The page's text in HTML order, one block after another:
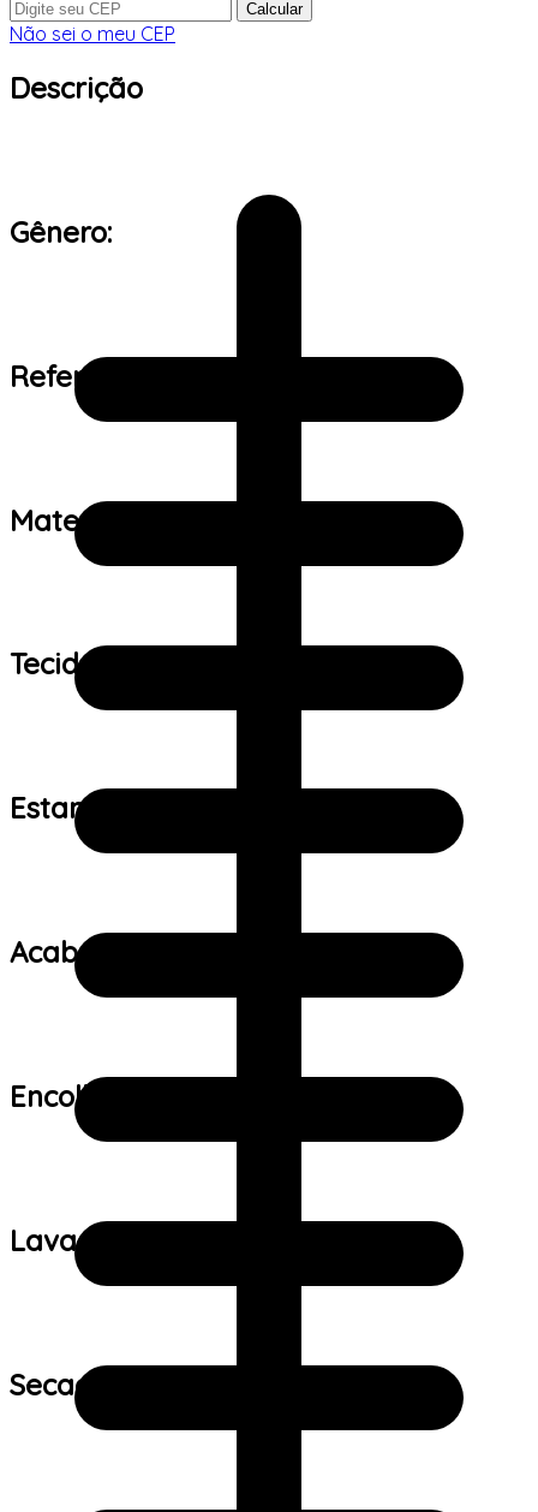
Calcular
Não sei o meu CEP
Descrição
Gênero:
Referência de tamanho:
Material:
Tecido:
Estampa:
Acabamento:
Encolhimento:
Lavagem:
Secagem: